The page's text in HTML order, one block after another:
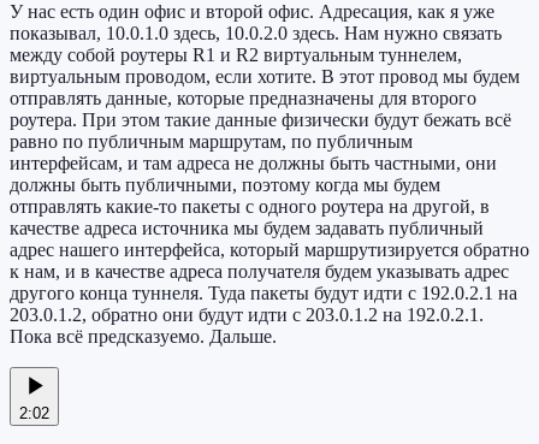
У нас есть один офис и второй офис. Адресация, как я уже
показывал, 10.0.1.0 здесь, 10.0.2.0 здесь. Нам нужно связать
между собой роутеры R1 и R2 виртуальным туннелем,
виртуальным проводом, если хотите. В этот провод мы будем
отправлять данные, которые предназначены для второго
роутера. При этом такие данные физически будут бежать всё
равно по публичным маршрутам, по публичным
интерфейсам, и там адреса не должны быть частными, они
должны быть публичными, поэтому когда мы будем
отправлять какие-то пакеты с одного роутера на другой, в
качестве адреса источника мы будем задавать публичный
адрес нашего интерфейса, который маршрутизируется обратно
к нам, и в качестве адреса получателя будем указывать адрес
другого конца туннеля. Туда пакеты будут идти с 192.0.2.1 на
203.0.1.2, обратно они будут идти с 203.0.1.2 на 192.0.2.1.
Пока всё предсказуемо. Дальше.
2:02